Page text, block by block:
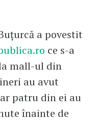
a povestit
ce s-a
mall-ul din
au avut
patru din ei au
înainte de